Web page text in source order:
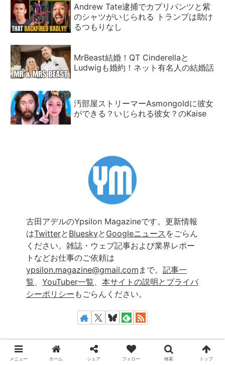
Andrew Tate逮捕でカプリパンツと紫
のシャツがいじられる トランプは助け
るつもりなし
MrBeast結婚！QT Cinderellaと
Ludwigも婚約！ネット有名人の結婚話
汚部屋ストリーマーAsmongoldに彼女
ができる？いじられる彼女？のKaise
古田アデルのYpsilon Magazineです。更新情報
はTwitterと Blueskyと Googleニュース をごらん
ください。雑誌・ウェブ記事および業界レポー
トなどお仕事のご依頼は
ypsilon.magazine@gmail.com まで。 記事一
覧、 YouTuber一覧、 本サイトの説明とプライバ
シーポリシー もごらんください。
カテゴリー
メニュー ホーム シェア フォロー 検索 トップ